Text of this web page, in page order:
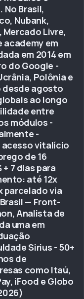
No Brasil,
Nubank,
Mercado Livre,
academy em
em 2014 em
do Google -
Polônia e
desde agosto
ao longo
entre
módulos -
-
acesso vitalício
de 16
7 dias para
até 12x
parcelado via
— Front-
Analista de
uma em
Sirius - 50+
de
como Itaú,
iFood e Globo